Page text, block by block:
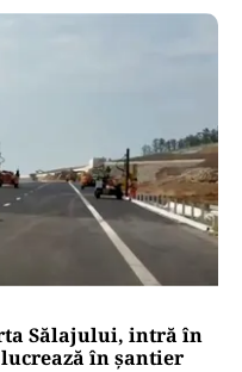
Sălajului, intră în
în șantier